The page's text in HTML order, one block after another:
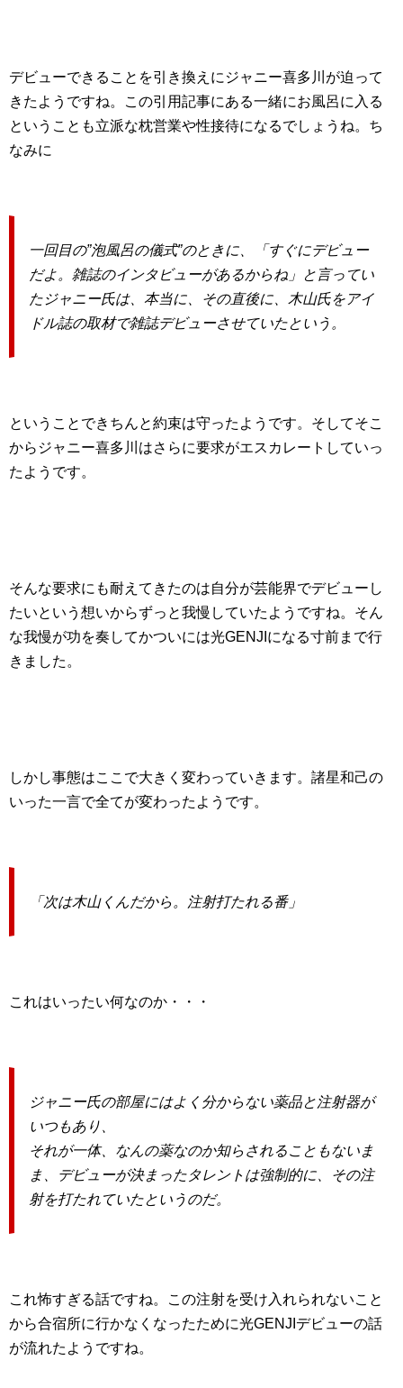
デビューできることを引き換えにジャニー喜多川が迫って
きたようですね。この引用記事にある一緒にお風呂に入る
ということも立派な枕営業や性接待になるでしょうね。ち
なみに
一回目の”泡風呂の儀式”のときに、「すぐにデビュー
だよ。雑誌のインタビューがあるからね」と言ってい
たジャニー氏は、本当に、その直後に、木山氏をアイ
ドル誌の取材で雑誌デビューさせていたという。
ということできちんと約束は守ったようです。そしてそこ
からジャニー喜多川はさらに要求がエスカレートしていっ
たようです。
そんな要求にも耐えてきたのは自分が芸能界でデビューし
たいという想いからずっと我慢していたようですね。そん
な我慢が功を奏してかついには光GENJIになる寸前まで行
きました。
しかし事態はここで大きく変わっていきます。諸星和己の
いった一言で全てが変わったようです。
「次は木山くんだから。注射打たれる番」
これはいったい何なのか・・・
ジャニー氏の部屋にはよく分からない薬品と注射器が
いつもあり、
それが一体、なんの薬なのか知らされることもないま
ま、デビューが決まったタレントは強制的に、その注
射を打たれていたというのだ。
これ怖すぎる話ですね。この注射を受け入れられないこと
から合宿所に行かなくなったために光GENJIデビューの話
が流れたようですね。